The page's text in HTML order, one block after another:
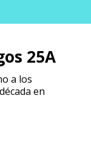
25A
a los
en